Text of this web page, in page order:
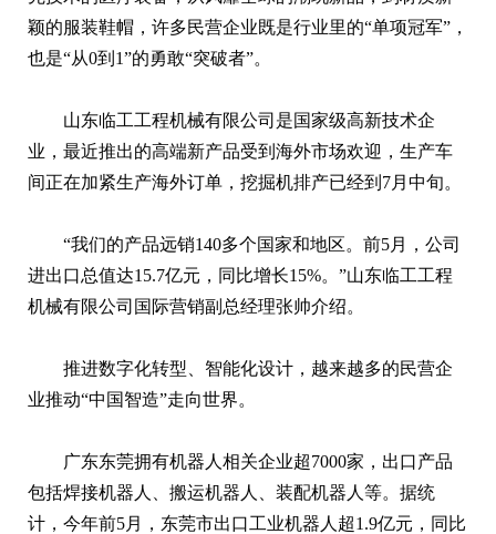
颖的服装鞋帽，许多民营企业既是行业里的“单项冠军”，
也是“从0到1”的勇敢“突破者”。
山东临工工程机械有限公司是国家级高新技术企
业，最近推出的高端新产品受到海外市场欢迎，生产车
间正在加紧生产海外订单，挖掘机排产已经到7月中旬。
“我们的产品远销140多个国家和地区。前5月，公司
进出口总值达15.7亿元，同比增长15%。”山东临工工程
机械有限公司国际营销副总经理张帅介绍。
推进数字化转型、智能化设计，越来越多的民营企
业推动“中国智造”走向世界。
广东东莞拥有机器人相关企业超7000家，出口产品
包括焊接机器人、搬运机器人、装配机器人等。据统
计，今年前5月，东莞市出口工业机器人超1.9亿元，同比